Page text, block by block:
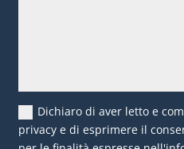
Dichiaro di aver letto e
privacy e di esprimere il